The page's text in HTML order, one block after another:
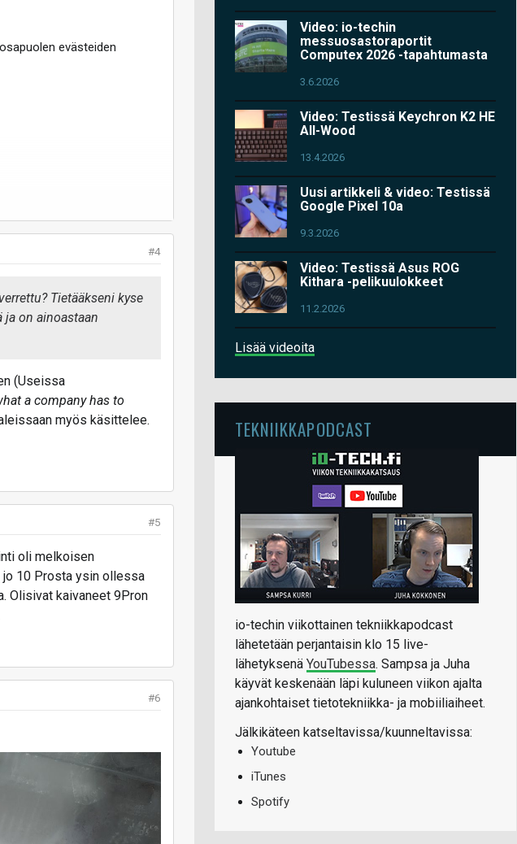
evästeiden
#4
Tietääkseni kyse
on ainoastaan
(Useissa
a company has to
myös käsittelee.
#5
oli melkoisen
jo 10 Prosta ysin ollessa
Olisivat kaivaneet 9Pron
#6
Video: io-techin
messuosastoraportit
Computex 2026 -tapahtumasta
3.6.2026
Video: Testissä Keychron K2 HE
All-Wood
13.4.2026
Uusi artikkeli & video: Testissä
Google Pixel 10a
9.3.2026
Video: Testissä Asus ROG
Kithara -pelikuulokkeet
11.2.2026
Lisää videoita
TEKNIIKKAPODCAST
io-techin viikottainen tekniikkapodcast
lähetetään perjantaisin klo 15 live-
lähetyksenä YouTubessa. Sampsa ja Juha
käyvät keskenään läpi kuluneen viikon ajalta
ajankohtaiset tietotekniikka- ja mobiiliaiheet.
Jälkikäteen katseltavissa/kuunneltavissa:
Youtube
iTunes
Spotify